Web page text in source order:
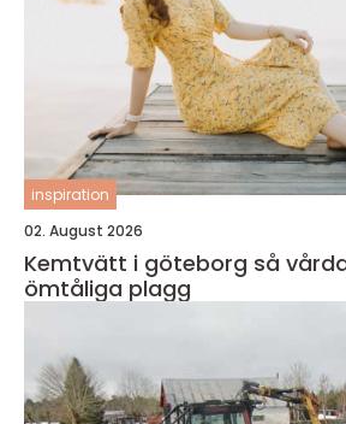
inspiration
02. August 2026
Kemtvätt i göteborg så vårdar du dina mest
ömtåliga plagg